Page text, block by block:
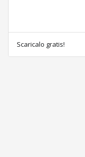
Scaricalo gratis!